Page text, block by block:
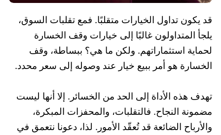
قد يكون تداول الخيارات متقلبًا. فمع تقلبات السوق،
يلجأ المتداولون غالبًا إلى خيارات وقف الخسارة
لحماية استثماراتهم. ولكن ما هي؟ ببساطة، وقف
الخسارة هو أمر ببيع خيار عند وصوله إلى سعر محدد.
تهدف هذه الأداة إلى الحد من الخسائر. إلا أنها ليست
مضمونة النجاح. فالتقلبات، والمحفزات المبكرة،
والأرباح الضائعة قد تُعقّد الأمور. لذا، دعونا نتعمق في